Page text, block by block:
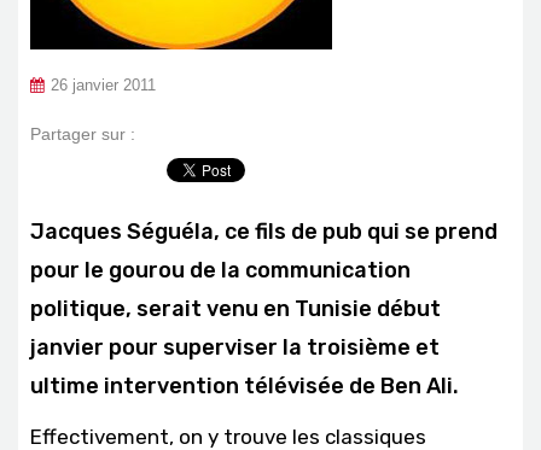
26 janvier 2011
Partager sur :
Jacques Séguéla, ce fils de pub qui se prend
pour le gourou de la communication
politique, serait venu en Tunisie début
janvier pour superviser la troisième et
ultime intervention télévisée de Ben Ali.
Effectivement, on y trouve les classiques